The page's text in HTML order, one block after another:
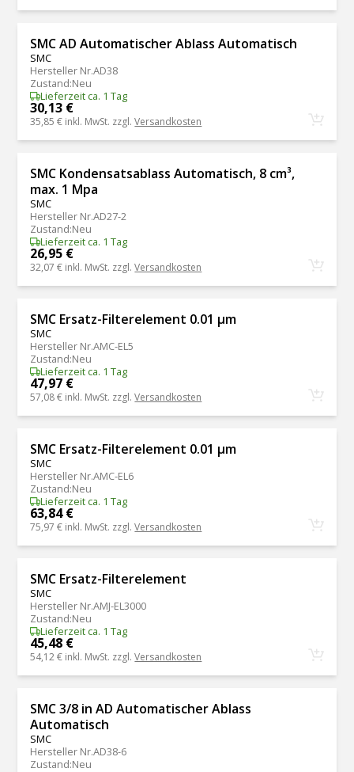
SMC AD Automatischer Ablass Automatisch
SMC
Hersteller Nr.AD38
Zustand:Neu
Lieferzeit ca. 1 Tag
30,13 €
35,85 € inkl. MwSt. zzgl.Versandkosten
SMC Kondensatsablass Automatisch, 8 cm³,
max. 1 Mpa
SMC
Hersteller Nr.AD27-2
Zustand:Neu
Lieferzeit ca. 1 Tag
26,95 €
32,07 € inkl. MwSt. zzgl.Versandkosten
SMC Ersatz-Filterelement 0.01 μm
SMC
Hersteller Nr.AMC-EL5
Zustand:Neu
Lieferzeit ca. 1 Tag
47,97 €
57,08 € inkl. MwSt. zzgl.Versandkosten
SMC Ersatz-Filterelement 0.01 μm
SMC
Hersteller Nr.AMC-EL6
Zustand:Neu
Lieferzeit ca. 1 Tag
63,84 €
75,97 € inkl. MwSt. zzgl.Versandkosten
SMC Ersatz-Filterelement
SMC
Hersteller Nr.AMJ-EL3000
Zustand:Neu
Lieferzeit ca. 1 Tag
45,48 €
54,12 € inkl. MwSt. zzgl.Versandkosten
SMC 3/8 in AD Automatischer Ablass
Automatisch
SMC
Hersteller Nr.AD38-6
Zustand:Neu